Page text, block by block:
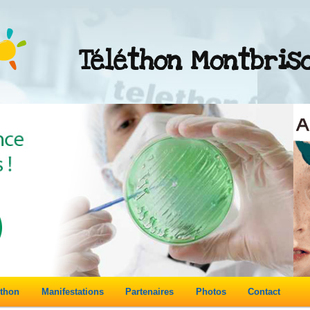
Téléthon
Manifestations Partenaires Photos Contact